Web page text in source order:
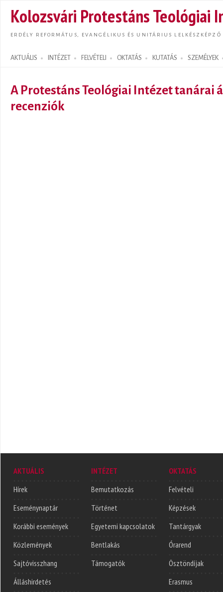
Kolozsvári Protestáns Teológiai
ERDÉLY REFORMÁTUS, EVANGÉLIKUS ÉS UNITÁRIUS LELKÉSZKÉPZŐ
AKTUÁLIS INTÉZET FELVÉTELI OKTATÁS KUTATÁS SZEMÉLYEK
Search form
A Protestáns Teológiai Intézet tanárai
recenziók
AKTUÁLIS
Hírek
Eseménynaptár
Korábbi események
Közlemények
Sajtóvisszhang
Álláshirdetés
INTÉZET
Bemutatkozás
Történet
Egyetemi kapcsolatok
Bentlakás
Támogatók
OKTATÁS
Felvételi
Képzések
Tantárgyak
Órarend
Ösztöndíjak
Erasmus